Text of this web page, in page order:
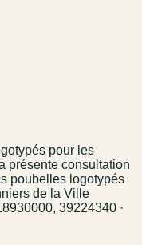
pour les
présente consultation
poubelles logotypés
de la Ville
39224340 ·